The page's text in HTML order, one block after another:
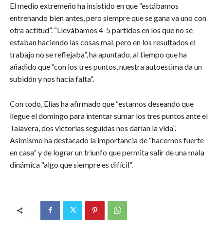
El medio extremeño ha insistido en que “estábamos
entrenando bien antes, pero siempre que se gana va uno con
otra actitud”. “Llevábamos 4-5 partidos en los que no se
estaban haciendo las cosas mal, pero en los resultados el
trabajo no se reflejaba”, ha apuntado, al tiempo que ha
añadido que “con los tres puntos, nuestra autoestima da un
subidón y nos hacía falta”.
Con todo, Elías ha afirmado que “estamos deseando que
llegue el domingo para intentar sumar los tres puntos ante el
Talavera, dos victorias seguidas nos darían la vida”.
Asimismo ha destacado la importancia de “hacernos fuerte
en casa” y de lograr un triunfo que permita salir de una mala
dinámica “algo que siempre es difícil”.